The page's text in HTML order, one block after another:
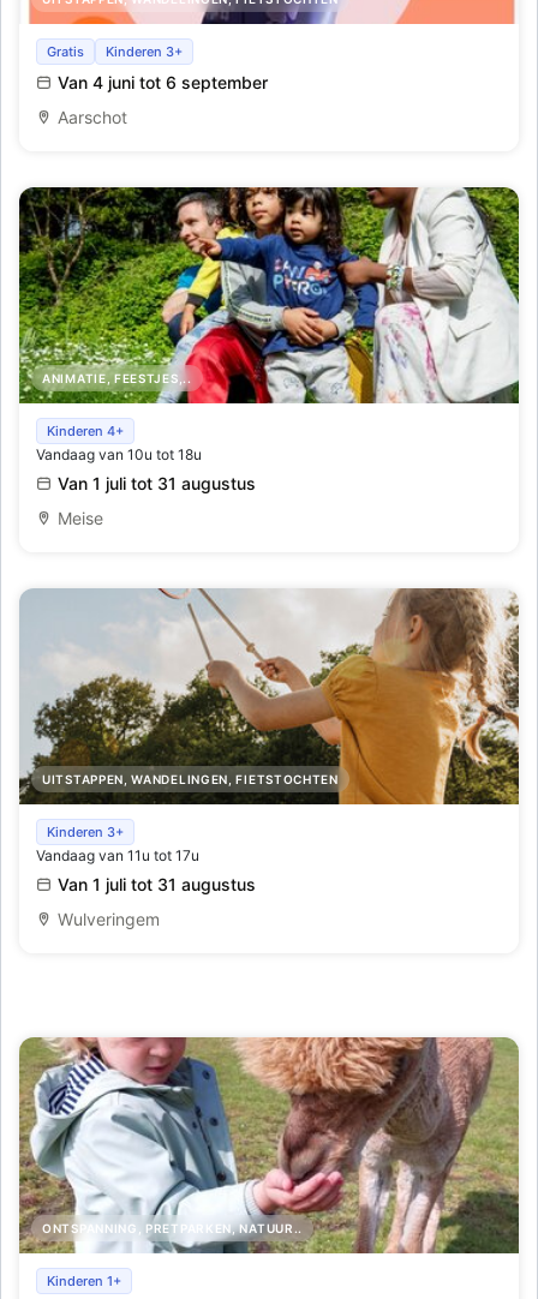
Kinderzoektocht Studio Flo
Gratis Kinderen 3+
Van 4 juni tot 6 september
Aarschot
ANIMATIE, FEESTJES,..
Schatten van vlieg in de Plantentuin
Kinderen 4+
Vandaag van 10u tot 18u
Van 1 juli tot 31 augustus
Meise
UITSTAPPEN, WANDELINGEN, FIETSTOCHTEN
Spelen in het kasteelpark van Beauvoorde
Kinderen 3+
Vandaag van 11u tot 17u
Van 1 juli tot 31 augustus
Wulveringem
ONTSPANNING, PRETPARKEN, NATUUR..
Alpaca Wandeling
Kinderen 1+